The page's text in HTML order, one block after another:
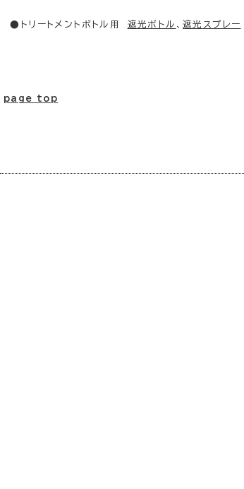
●トリートメントボトル用 遮光ボトル 、遮光スプレー
page top